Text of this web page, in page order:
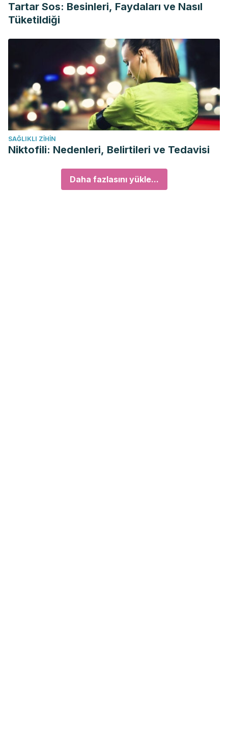
Tartar Sos: Besinleri, Faydaları ve Nasıl
Tüketildiği
SAĞLIKLI ZIHIN
Niktofili: Nedenleri, Belirtileri ve Tedavisi
Daha fazlasını yükle...